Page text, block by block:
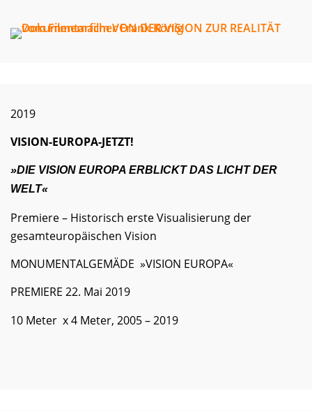
2019
VISION-EUROPA-JETZT!
»DIE VISION EUROPA ERBLICKT DAS LICHT DER
WELT«
Premiere – Historisch erste Visualisierung der
gesamteuropäischen Vision
MONUMENTALGEMÄDE »VISION EUROPA«
PREMIERE 22. Mai 2019
10 Meter x 4 Meter, 2005 – 2019